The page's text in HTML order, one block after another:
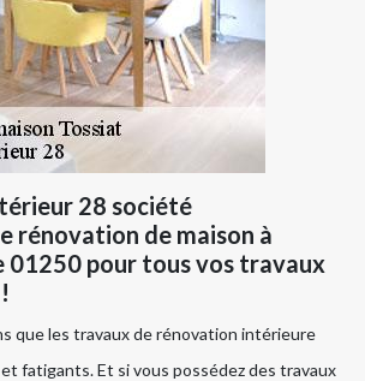
28 société
rénovation de maison à
01250 pour tous vos travaux
que les travaux de rénovation intérieure
fatigants. Et si vous possédez des travaux